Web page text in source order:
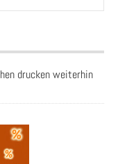
drucken weiterhin